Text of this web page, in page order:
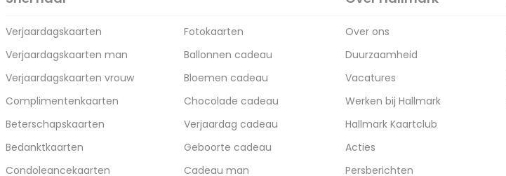
Verjaardagskaarten
Verjaardagskaarten man
Verjaardagskaarten vrouw
Complimentenkaarten
Beterschapskaarten
Bedanktkaarten
Condoleancekaarten
Fotokaarten
Ballonnen cadeau
Bloemen cadeau
Chocolade cadeau
Verjaardag cadeau
Geboorte cadeau
Cadeau man
Over ons
Duurzaamheid
Vacatures
Werken bij Hallmark
Hallmark Kaartclub
Acties
Persberichten